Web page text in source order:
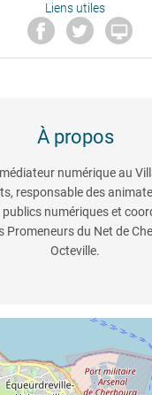
Liens utiles

À propos
numérique au
responsable des
publics numériques et
Promeneurs du Net de
Octeville.